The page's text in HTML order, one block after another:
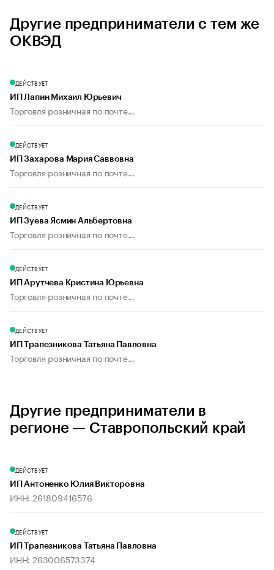
Другие предприниматели с тем же
ОКВЭД
ДЕЙСТВУЕТ
ИП Лапин Михаил Юрьевич
Торговля розничная по почте...
ДЕЙСТВУЕТ
ИП Захарова Мария Саввовна
Торговля розничная по почте...
ДЕЙСТВУЕТ
ИП Зуева Ясмин Альбертовна
Торговля розничная по почте...
ДЕЙСТВУЕТ
ИП Арутчева Кристина Юрьевна
Торговля розничная по почте...
ДЕЙСТВУЕТ
ИП Трапезникова Татьяна Павловна
Торговля розничная по почте...
Другие предприниматели в
регионе — Ставропольский край
ДЕЙСТВУЕТ
ИП Антоненко Юлия Викторовна
ИНН: 261809416576
ДЕЙСТВУЕТ
ИП Трапезникова Татьяна Павловна
ИНН: 263006573374